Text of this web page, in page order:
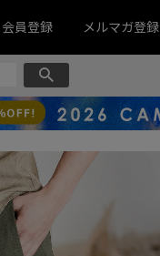
会員登録 メルマガ登録